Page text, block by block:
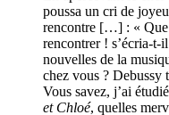
poussa un cri de
rencontre […] : « Que
rencontrer ! s’écria-
nouvelles de la
chez vous ?
Vous savez, j’ai
et Chloé, quelles